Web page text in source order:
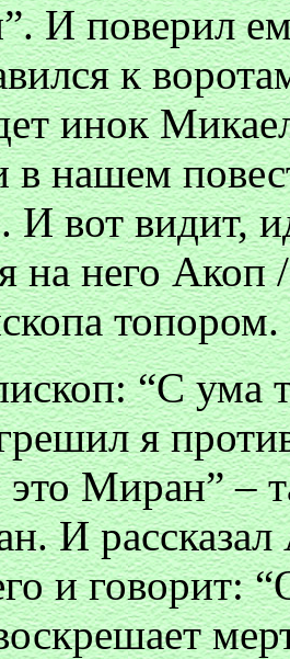
И поверил
к
инок
в нашем
И вот видит,
на него Акоп /
топором.
“С ума
я
это Миран” –
И
и говорит: